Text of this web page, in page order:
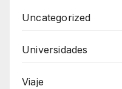
Uncategorized
Universidades
Viaje